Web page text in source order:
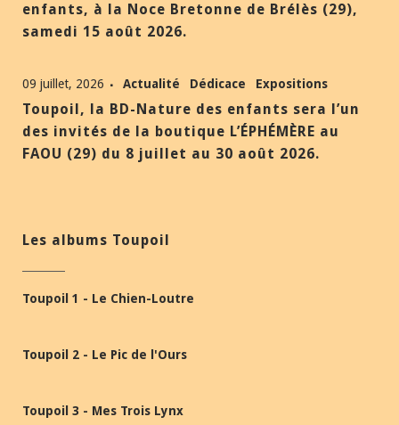
enfants, à la Noce Bretonne de Brélès (29),
samedi 15 août 2026.
09 juillet, 2026 Actualité Dédicace Expositions
Toupoil, la BD-Nature des enfants sera l’un
des invités de la boutique L’ÉPHÉMÈRE au
FAOU (29) du 8 juillet au 30 août 2026.
Les albums Toupoil
Toupoil 1 - Le Chien-Loutre
Toupoil 2 - Le Pic de l'Ours
Toupoil 3 - Mes Trois Lynx